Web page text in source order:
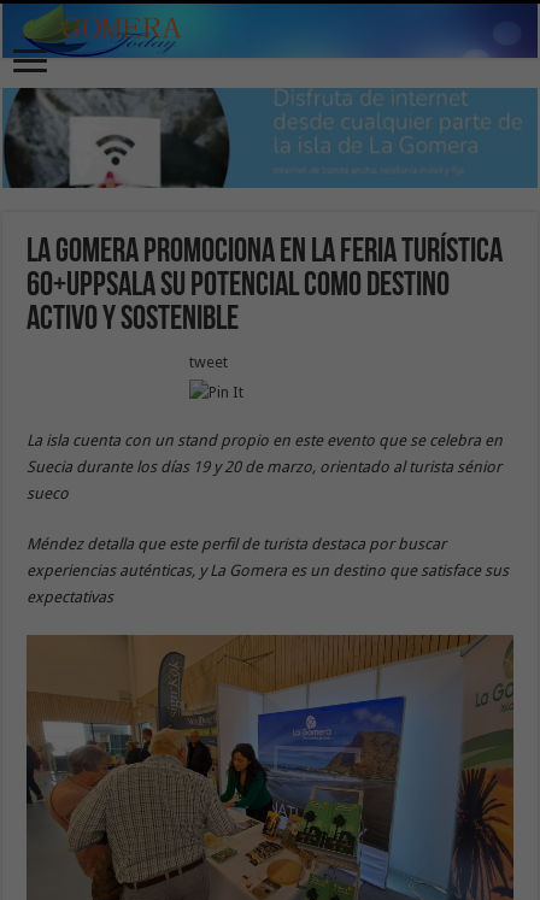
La Gomera promociona en la feria turística
60+Uppsala su potencial como destino
activo y sostenible
tweet
La isla cuenta con un stand propio en este evento que se celebra en
Suecia durante los días 19 y 20 de marzo, orientado al turista sénior
sueco
Méndez detalla que este perfil de turista destaca por buscar
experiencias auténticas, y La Gomera es un destino que satisface sus
expectativas